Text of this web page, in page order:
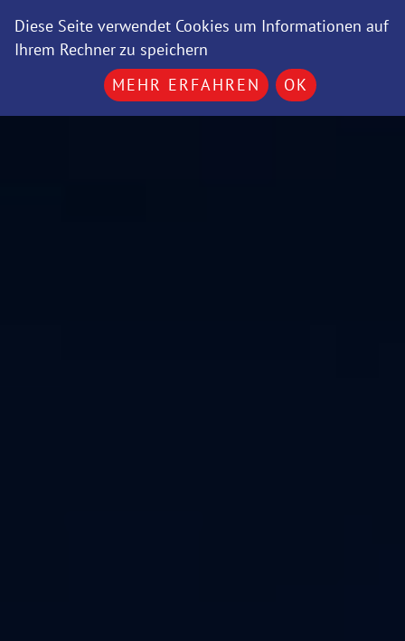
Diese Seite verwendet Cookies um Informationen auf
Ihrem Rechner zu speichern
MEHR ERFAHREN
OK